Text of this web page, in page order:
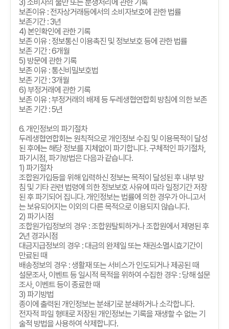
3) 소비자의 불만 또는 분쟁처리에 관한 기록
보존이유 : 전자상거래등에서의 소비자보호에 관한 법률
보존기간 : 3년
4) 본인확인에 관한 기록
보존 이유 : 정보통신 이용촉진 및 정보보호 등에 관한 법률
보존 기간 : 6개월
5) 방문에 관한 기록
보존 이유 :통신비밀보호법
보존 기간 : 3개월
6) 부정거래에 관한 기록
보존 이유 :부정거래의 배제 등 두레생협연합회 방침에 의한 보존
보존 기간 : 5년
6.개인정보의 파기절차
두레생협연합회는 원칙적으로 개인정보 수집 및 이용목적이 달성
된 후에는 해당 정보를 지체없이 파기합니다.구체적인 파기절차,
파기시점,파기방법은 다음과 같습니다.
1) 파기절차
조합원가입등을 위해 입력하신 정보는 목적이 달성된 후 내부 방
침 및 기타 관련 법령에 의한 정보보호 사유에 따라 일정기간 저장
된 후 파기되어 집니다.개인정보는 법률에 의한 경우가 아니고서
는 보유되어지는 이외의 다른 목적으로 이용되지 않습니다.
2) 파기시점
조합원가입정보의 경우 :조합원탈퇴하거나 조합원에서 제명된 후
2년 경과시점
대금지급정보의 경우 : 대금의 완제일 또는 채권소멸시효기간이
만료된 때
배송정보의 경우 :생활재 또는 서비스가 인도되거나 제공된 때
설문조사, 이벤트 등 일시적 목적을 위하여 수집한 경우 : 당해 설문
조사, 이벤트 등이 종료한 때
3) 파기방법
종이에 출력된 개인정보는 분쇄기로 분쇄하거나 소각합니다.
전자적 파일 형태로 저장된 개인정보는 기록을 재생할 수 없는 기
술적 방법을 사용하여 삭제합니다.